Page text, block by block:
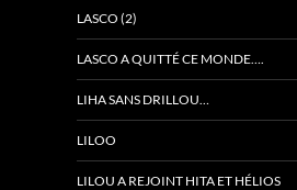
LASCO (2)
LASCO A QUITTÉ CE MONDE….
LIHA SANS DRILLOU…
LILOO
LILOU A REJOINT HITA ET HÉLIOS